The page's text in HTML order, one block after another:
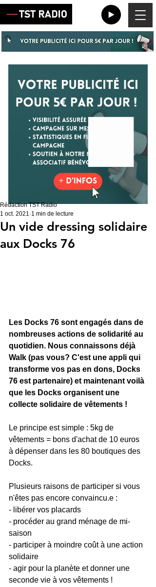
Un vide dressing solidaire
aux Docks 76
Rédaction TST Radio
1 oct. 2021 1 min de lecture
Les Docks 76 sont engagés dans de
nombreuses actions de solidarité au
quotidien. Nous connaissons déjà
Walk (pas vous? C'est une appli qui
transforme vos pas en dons, Docks
76 est partenaire) et maintenant voilà
que les Docks organisent une
collecte solidaire de vêtements !
Le principe est simple : 5kg de
vêtements = bons d'achat de 10 euros
à dépenser dans les 80 boutiques des
Docks.
Plusieurs raisons de participer si vous
n'êtes pas encore convaincu.e :
- libérer vos placards
- procéder au grand ménage de mi-
saison
- participer à moindre coût à une action
solidaire
- agir pour la planète et donner une
seconde vie à vos vêtements !